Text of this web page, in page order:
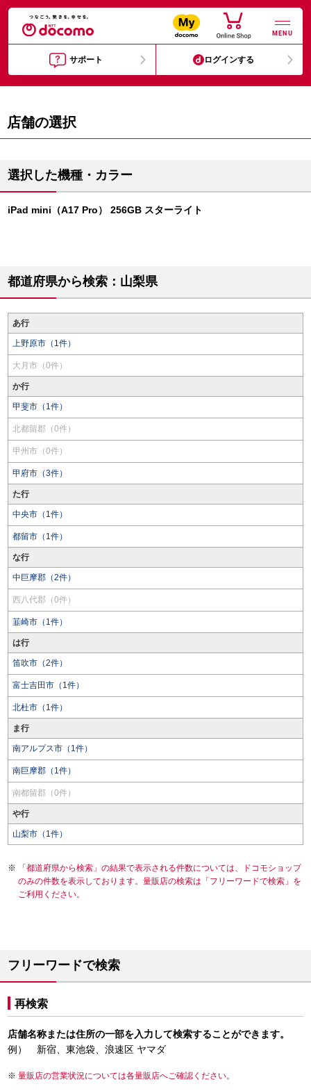
MENU
サポート ログインする
店舗の選択
選択した機種・カラー
iPad mini（A17 Pro） 256GB スターライト
都道府県から検索：山梨県
あ行
上野原市（1件）
大月市（0件）
か行
甲斐市（1件）
北都留郡（0件）
甲州市（0件）
甲府市（3件）
た行
中央市（1件）
都留市（1件）
な行
中巨摩郡（2件）
西八代郡（0件）
韮崎市（1件）
は行
笛吹市（2件）
富士吉田市（1件）
北杜市（1件）
ま行
南アルプス市（1件）
南巨摩郡（1件）
南都留郡（0件）
や行
山梨市（1件）
「都道府県から検索」の結果で表示される件数については、ドコモショップ
のみの件数を表示しております。量販店の検索は「フリーワードで検索」を
ご利用ください。
フリーワードで検索
再検索
店舗名称または住所の一部を入力して検索することができます。
例） 新宿、東池袋、浪速区 ヤマダ
量販店の営業状況については各量販店へご確認ください。